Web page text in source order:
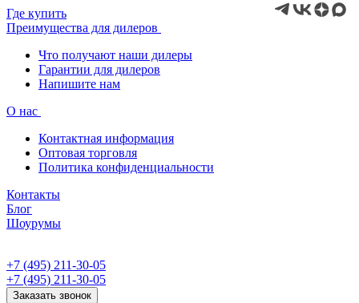
Где купить
Преимущества для дилеров
Что получают наши дилеры
Гарантии для дилеров
Напишите нам
О нас
Контактная информация
Оптовая торговля
Политика конфиденциальности
Контакты
Блог
Шоурумы
+7 (495) 211-30-05
+7 (495) 211-30-05
Заказать звонок